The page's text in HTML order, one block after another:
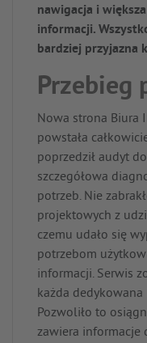
nawigacja i
informacji.
bardziej przyjazna
Przebieg
Nowa strona Biura
powstała
poprzedził audyt
szczegółowa
potrzeb. Nie
projektowych z
czemu udało się
potrzebom
informacji. Serwis
każda
Pozwoliło to
zawiera